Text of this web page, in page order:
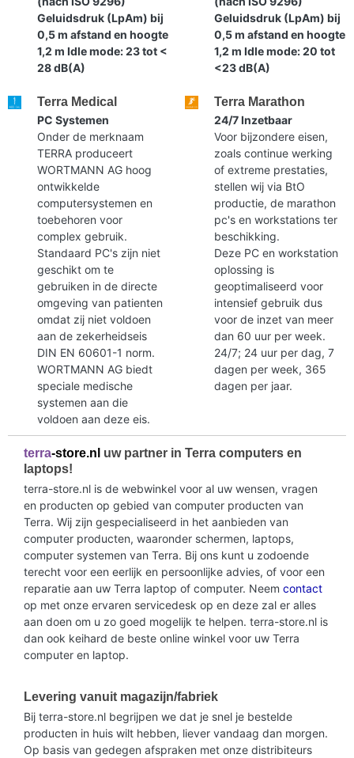
Geluidsdruk (LpAm) bij
0,5 m afstand en hoogte
1,2 m Idle mode: 23 tot <
28 dB(A)
Geluidsdruk (LpAm) bij
0,5 m afstand en hoogte
1,2 m Idle mode: 20 tot
<23 dB(A)
Terra Medical
PC Systemen
Onder de merknaam
TERRA produceert
WORTMANN AG hoog
ontwikkelde
computersystemen en
toebehoren voor
complex gebruik.
Standaard PC's zijn niet
geschikt om te
gebruiken in de directe
omgeving van patienten
omdat zij niet voldoen
aan de zekerheidseis
DIN EN 60601-1 norm.
WORTMANN AG biedt
speciale medische
systemen aan die
voldoen aan deze eis.
Terra Marathon
24/7 Inzetbaar
Voor bijzondere eisen,
zoals continue werking
of extreme prestaties,
stellen wij via BtO
productie, de marathon
pc's en workstations ter
beschikking.
Deze PC en workstation
oplossing is
geoptimaliseerd voor
intensief gebruik dus
voor de inzet van meer
dan 60 uur per week.
24/7; 24 uur per dag, 7
dagen per week, 365
dagen per jaar.
terra-store.nl uw partner in Terra computers en
laptops!
terra-store.nl is de webwinkel voor al uw wensen, vragen
en producten op gebied van computer producten van
Terra. Wij zijn gespecialiseerd in het aanbieden van
computer producten, waaronder schermen, laptops,
computer systemen van Terra. Bij ons kunt u zodoende
terecht voor een eerlijk en persoonlijke advies, of voor een
reparatie aan uw Terra laptop of computer. Neem contact
op met onze ervaren servicedesk op en deze zal er alles
aan doen om u zo goed mogelijk te helpen. terra-store.nl is
dan ook keihard de beste online winkel voor uw Terra
computer en laptop.
Levering vanuit magazijn/fabriek
Bij terra-store.nl begrijpen we dat je snel je bestelde
producten in huis wilt hebben, liever vandaag dan morgen.
Op basis van gedegen afspraken met onze distribiteurs